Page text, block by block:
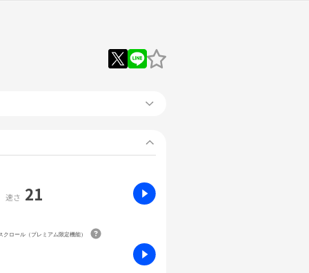
速さ 21
クロール（プレミアム限定機能）